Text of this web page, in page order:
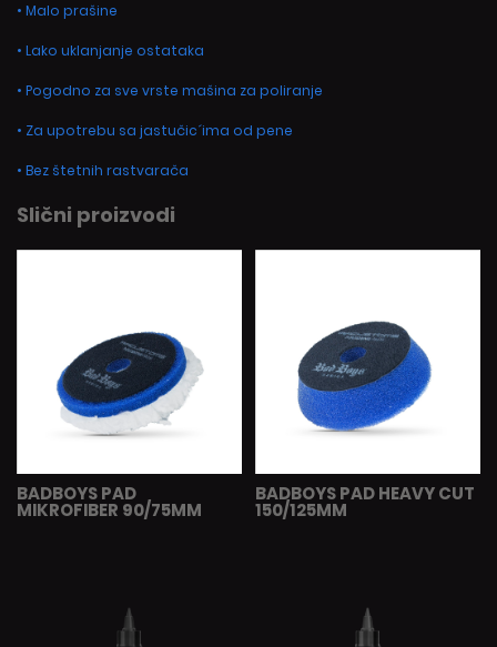
• Malo prašine
• Lako uklanjanje ostataka
• Pogodno za sve vrste mašina za poliranje
• Za upotrebu sa jastučic´ima od pene
• Bez štetnih rastvarača
Slični proizvodi
BADBOYS PAD
MIKROFIBER 90/75MM
BADBOYS PAD HEAVY CUT
150/125MM